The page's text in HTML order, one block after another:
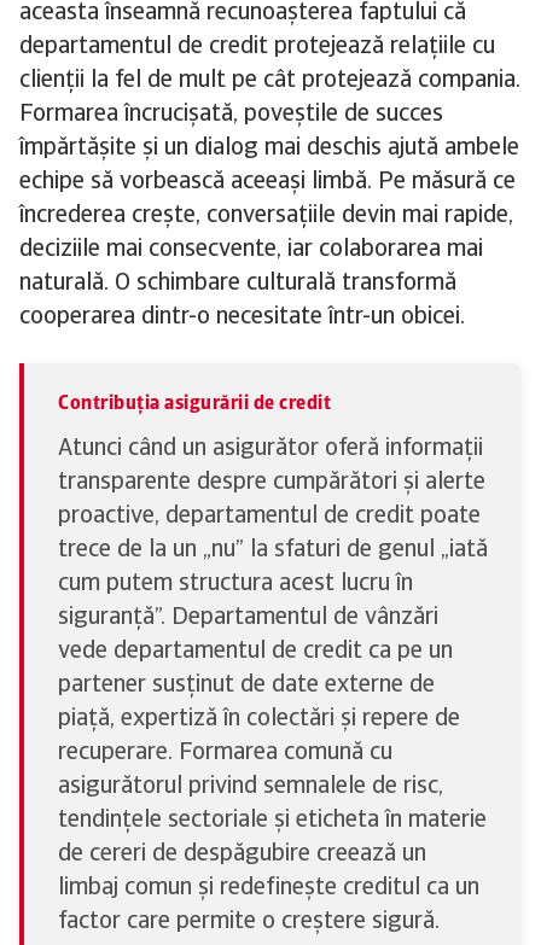
aceasta înseamnă recunoașterea faptului că
departamentul de credit protejează relațiile cu
clienții la fel de mult pe cât protejează compania.
Formarea încrucișată, poveștile de succes
împărtășite și un dialog mai deschis ajută ambele
echipe să vorbească aceeași limbă. Pe măsură ce
încrederea crește, conversațiile devin mai rapide,
deciziile mai consecvente, iar colaborarea mai
naturală. O schimbare culturală transformă
cooperarea dintr-o necesitate într-un obicei.
Contribuția asigurării de credit
Atunci când un asigurător oferă informații
transparente despre cumpărători și alerte
proactive, departamentul de credit poate
trece de la un „nu” la sfaturi de genul „iată
cum putem structura acest lucru în
siguranță”. Departamentul de vânzări
vede departamentul de credit ca pe un
partener susținut de date externe de
piață, expertiză în colectări și repere de
recuperare. Formarea comună cu
asigurătorul privind semnalele de risc,
tendințele sectoriale și eticheta în materie
de cereri de despăgubire creează un
limbaj comun și redefinește creditul ca un
factor care permite o creștere sigură.